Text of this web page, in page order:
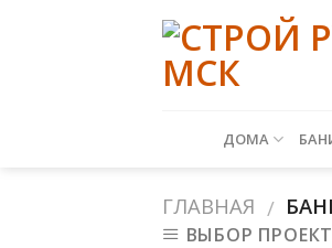
ДОМА
ГЛАВНАЯ /
ВЫБОР